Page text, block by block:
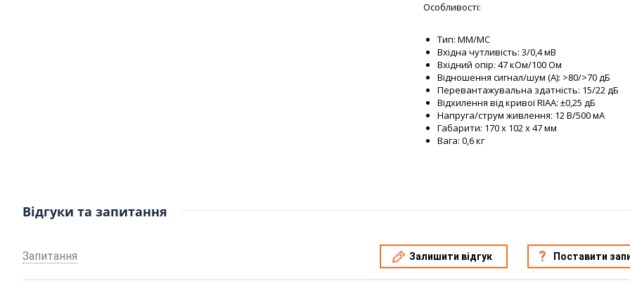
Особливості:
Тип: MM/MC
Вхідна чутливість: 3/0,4 мВ
Вхідний опір: 47 кОм/100 Ом
Відношення сигнал/шум (A): >80/>70 дБ
Перевантажувальна здатність: 15/22 дБ
Відхилення від кривої RIAA: ±0,25 дБ
Напруга/струм живлення: 12 В/500 мА
Габарити: 170 х 102 х 47 мм
Вага: 0,6 кг
Відгуки та запитання
Запитання Залишити відгук Поставити